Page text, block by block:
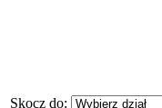
Skocz do: